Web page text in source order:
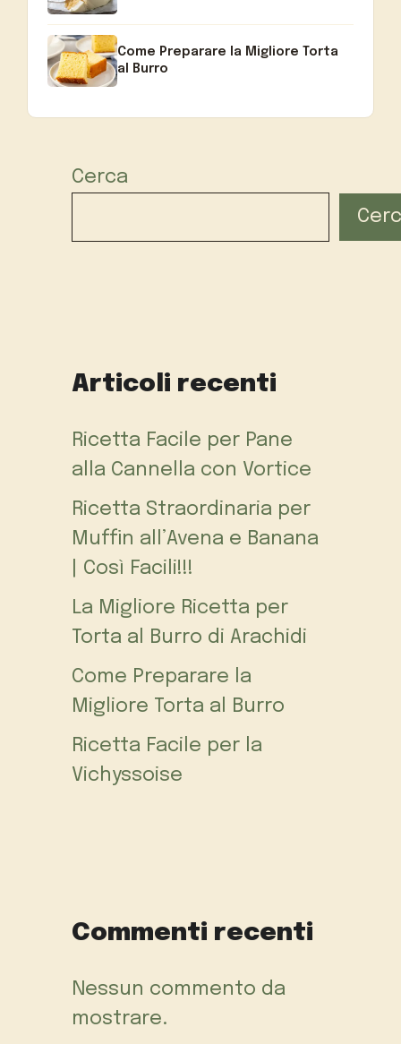
Come Preparare la Migliore Torta
al Burro
Cerca
Articoli recenti
Ricetta Facile per Pane
alla Cannella con Vortice
Ricetta Straordinaria per
Muffin all’Avena e Banana
| Così Facili!!!
La Migliore Ricetta per
Torta al Burro di Arachidi
Come Preparare la
Migliore Torta al Burro
Ricetta Facile per la
Vichyssoise
Commenti recenti
Nessun commento da
mostrare.